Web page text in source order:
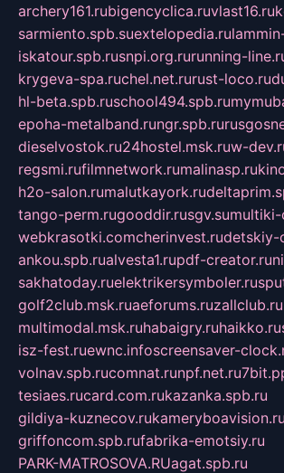
archery161.rubigencyclica.ruvlast16.ru
sarmiento.spb.suextelopedia.ru
iskatour.spb.rusnpi.org.rurunning-
krygeva-spa.ruchel.net.rurust-loco.ru
hl-beta.spb.ruschool494.spb.ru
epoha-metalband.rungr.spb.ru
dieselvostok.ru24hostel.msk.ruw-
regsmi.rufilmnetwork.rumalinasp.ru
h2o-salon.rumalutkayork.ru
tango-perm.rugooddir.rusgv.sumultiki-
webkrasotki.comcherinvest.rudetskiy-
ankou.spb.rualvesta1.rupdf-creator.ru
sakhatoday.ruelektrikersymboler.ru
golf2club.msk.ruaeforums.ruzallclub.ru
multimodal.msk.ruhabaigry.ruhaikko.ru
isz-fest.ruewnc.infoscreensaver-
volnav.spb.rucomnat.runpf.net.ru
tesiaes.rucard.com.rukazanka.spb.ru
gildiya-kuznecov.rukameryboavision.ru
griffoncom.spb.rufabrika-emotsiy.ru
PARK-MATROSOVA.RUagat.spb.ru